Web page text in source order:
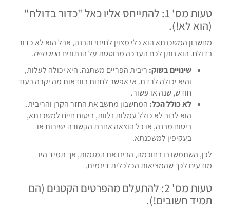
טעות מס' 1: להתייחס אליו כאל "כדור בדולח"
(הוא לא!).
מחשבון המשכנתא הוא כלי מצוין לחיזוי והבנה, אבל הוא לא כדור
בדולח. הוא נותן לכם הערכה מבוססת על הנתונים הנוכחיים.
שינויים בשוק: ריבית הפריים משתנה. היא יכולה לעלות,
והיא יכולה לרדת. אי אפשר לחזות בוודאות מה יקרה בעוד
חודש, שנה או עשור.
לא כולל הכל: המחשבון מחשב את החזר הקרן והריבית.
הוא לרוב לא כולל עמלות נלוות, ביטוח חיים למשכנתא,
ביטוח מבנה, או כל הוצאה אחרת הקשורה ישירות או
בעקיפין למשכנתא.
לכן, השתמשו בו בחוכמה, הבינו את המגמות, אך תמיד היו
מודעים לכך שהמציאות הכלכלית דינמית.
טעות מס' 2: להתעלם מהפרטים הקטנים (הם
תמיד חשובים!).